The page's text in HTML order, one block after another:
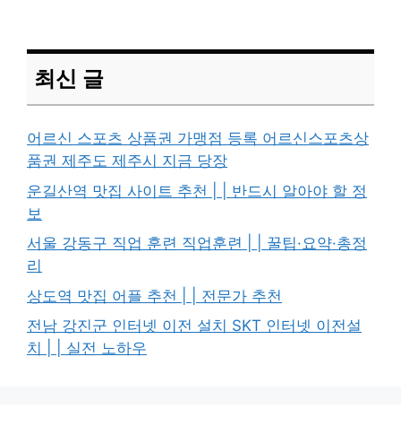
최신 글
어르신 스포츠 상품권 가맹점 등록 어르신스포츠상
품권 제주도 제주시 지금 당장
운길산역 맛집 사이트 추천 | | 반드시 알아야 할 정
보
서울 강동구 직업 훈련 직업훈련 | | 꿀팁·요약·총정
리
상도역 맛집 어플 추천 | | 전문가 추천
전남 강진군 인터넷 이전 설치 SKT 인터넷 이전설
치 | | 실전 노하우